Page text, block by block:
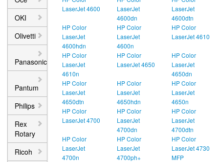
OKI
Olivetti
Panasonic
Pantum
Philips
Rex
Rotary
Ricoh
LaserJet 4600
LaserJet
4600dn
LaserJet
4600dtn
HP Color
LaserJet
4600hdn
HP Color
LaserJet
4600n
HP Color
LaserJet 4610
HP Color
LaserJet
4610n
HP Color
LaserJet 4650
HP Color
LaserJet
4650dn
HP Color
LaserJet
4650dtn
HP Color
LaserJet
4650hdn
HP Color
LaserJet
4650n
HP Color
LaserJet 4700
HP Color
LaserJet
4700dn
HP Color
LaserJet
4700dtn
HP Color
LaserJet
4700n
HP Color
LaserJet
4700ph+
HP Color
LaserJet 4730
MFP